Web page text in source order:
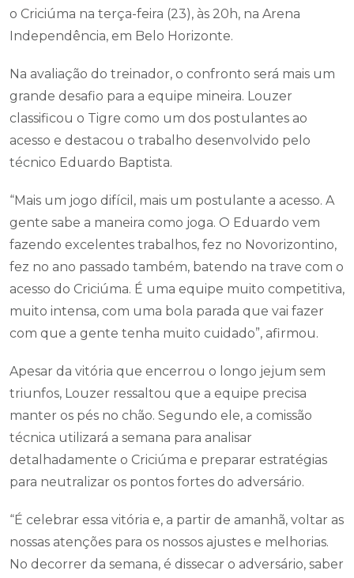
o Criciúma na terça-feira (23), às 20h, na Arena
Independência, em Belo Horizonte.
Na avaliação do treinador, o confronto será mais um
grande desafio para a equipe mineira. Louzer
classificou o Tigre como um dos postulantes ao
acesso e destacou o trabalho desenvolvido pelo
técnico Eduardo Baptista.
“Mais um jogo difícil, mais um postulante a acesso. A
gente sabe a maneira como joga. O Eduardo vem
fazendo excelentes trabalhos, fez no Novorizontino,
fez no ano passado também, batendo na trave com o
acesso do Criciúma. É uma equipe muito competitiva,
muito intensa, com uma bola parada que vai fazer
com que a gente tenha muito cuidado”, afirmou.
Apesar da vitória que encerrou o longo jejum sem
triunfos, Louzer ressaltou que a equipe precisa
manter os pés no chão. Segundo ele, a comissão
técnica utilizará a semana para analisar
detalhadamente o Criciúma e preparar estratégias
para neutralizar os pontos fortes do adversário.
“É celebrar essa vitória e, a partir de amanhã, voltar as
nossas atenções para os nossos ajustes e melhorias.
No decorrer da semana, é dissecar o adversário, saber